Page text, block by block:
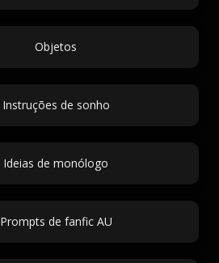
Objetos
Instruções de sonho
Ideias de monólogo
Prompts de fanfic AU